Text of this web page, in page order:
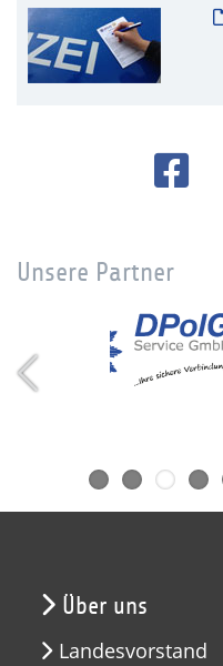
Unsere Partner
Über uns
Landesvorstand